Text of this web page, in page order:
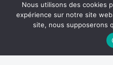
Demander un cours particulier
Réseaux Sociaux
Nous utilisons des cookies
expérience sur notre site
site, nous supposerons